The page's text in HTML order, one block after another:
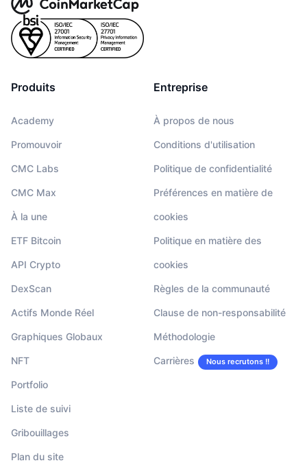
Produits
Academy
Promouvoir
CMC Labs
CMC Max
À la une
ETF Bitcoin
API Crypto
DexScan
Actifs Monde Réel
Graphiques Globaux
NFT
Portfolio
Liste de suivi
Gribouillages
Plan du site
Entreprise
À propos de nous
Conditions d'utilisation
Politique de confidentialité
Préférences en matière de
cookies
Politique en matière des
cookies
Règles de la communauté
Clause de non-responsabilité
Méthodologie
Carrières Nous recrutons !!